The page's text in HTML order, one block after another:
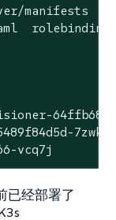
manifests
已经部署了